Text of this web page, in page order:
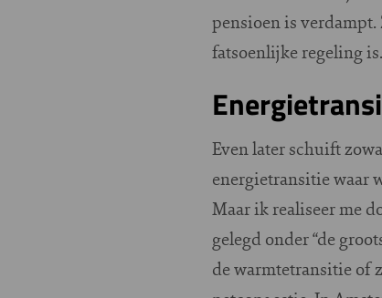
pensioen is
fatsoenlijke regeling is.
Even later schuift
energietransitie waar
Maar ik realiseer me
gelegd onder “de
de warmtetransitie of